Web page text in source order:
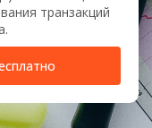
транзакций